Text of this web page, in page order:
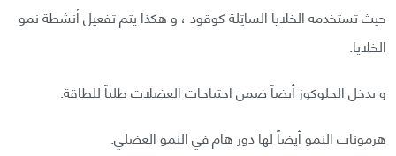
حيث تستخدمه الخلايا الساتِلَة كوقود ، و هكذا يتم تفعيل أنشطة نمو
الخلايا.
و يدخل الجلوكوز أيضاً ضمن احتياجات العضلات طلباً للطاقة.
هرمونات النمو أيضاً لها دور هام في النمو العضلي.